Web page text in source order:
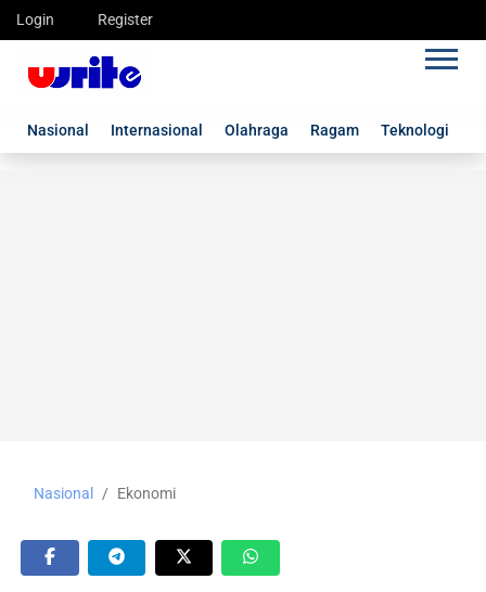
Login Register
Nasional Internasional Olahraga Ragam Teknologi
Nasional Ekonomi